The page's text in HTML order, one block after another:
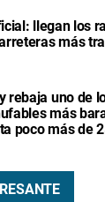
llegan los
más
rebaja uno de
más
poco más de